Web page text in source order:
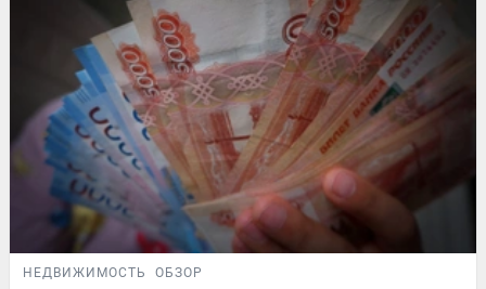
НЕДВИЖИМОСТЬ ОБЗОР